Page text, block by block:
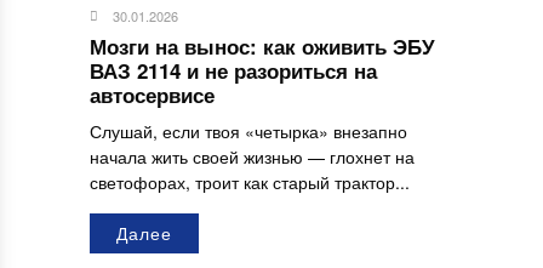
30.01.2026
Мозги на вынос: как оживить ЭБУ
ВАЗ 2114 и не разориться на
автосервисе
Слушай, если твоя «четырка» внезапно
начала жить своей жизнью — глохнет на
светофорах, троит как старый трактор...
Далее